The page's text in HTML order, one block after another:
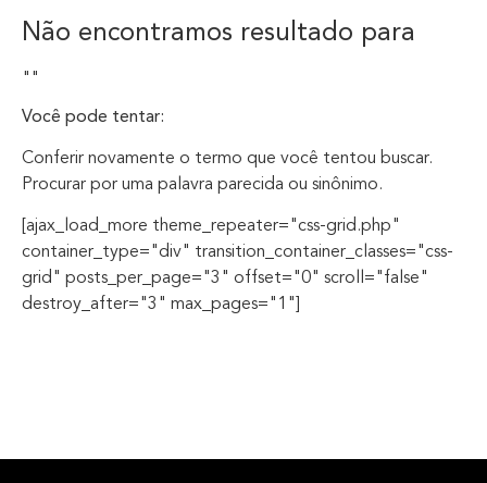
Não encontramos resultado para
""
Você pode tentar:
Conferir novamente o termo que você tentou buscar.
Procurar por uma palavra parecida ou sinônimo.
[ajax_load_more theme_repeater="css-grid.php"
container_type="div" transition_container_classes="css-
grid" posts_per_page="3" offset="0" scroll="false"
destroy_after="3" max_pages="1"]